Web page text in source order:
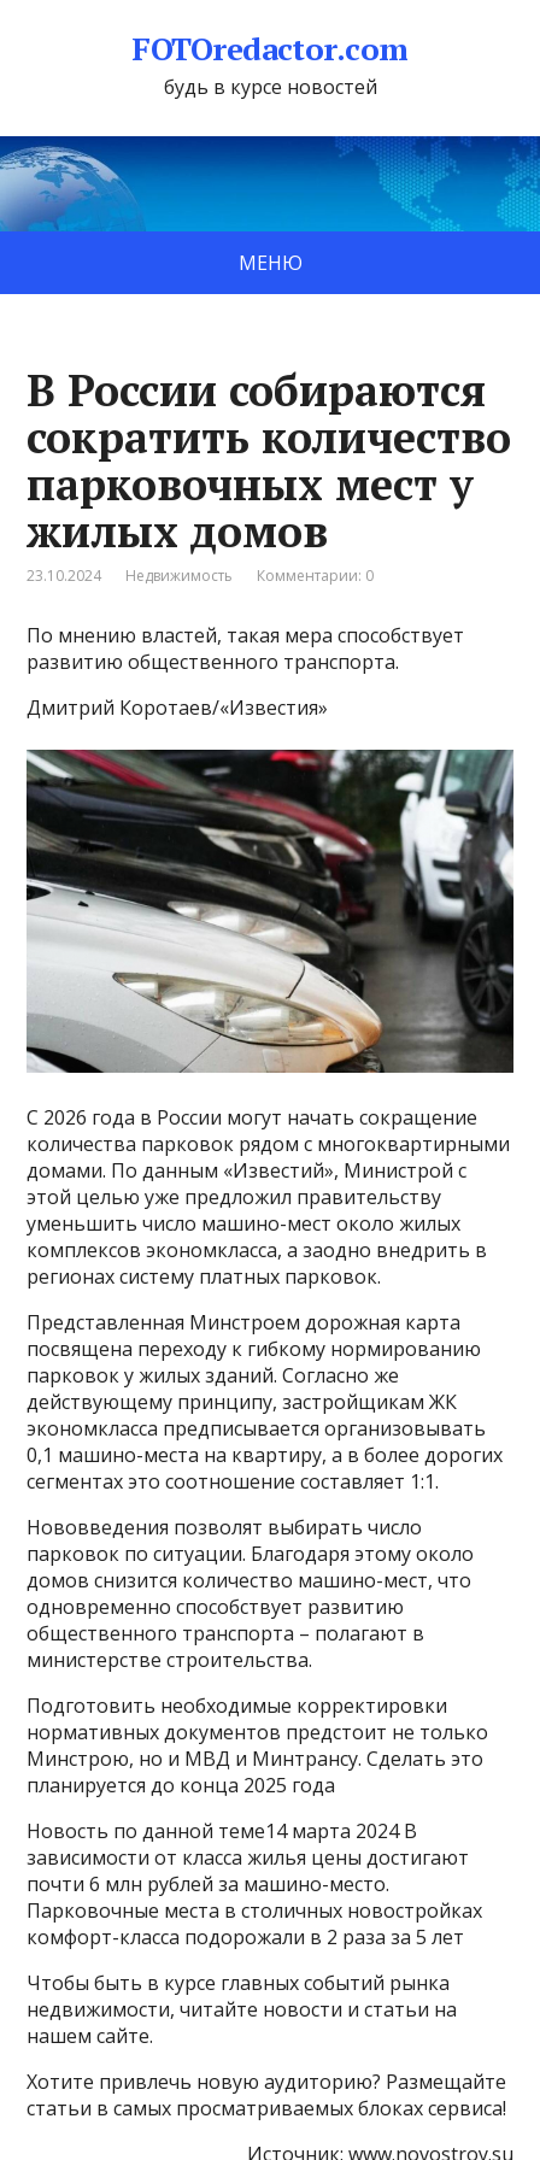
FOTOredactor.com
будь в курсе новостей
МЕНЮ
В России собираются
сократить количество
парковочных мест у
жилых домов
23.10.2024 Недвижимость Комментарии: 0
По мнению властей, такая мера способствует
развитию общественного транспорта.
Дмитрий Коротаев/«Известия»
С 2026 года в России могут начать сокращение
количества парковок рядом с многоквартирными
домами. По данным «Известий», Министрой с
этой целью уже предложил правительству
уменьшить число машино-мест около жилых
комплексов экономкласса, а заодно внедрить в
регионах систему платных парковок.
Представленная Минстроем дорожная карта
посвящена переходу к гибкому нормированию
парковок у жилых зданий. Согласно же
действующему принципу, застройщикам ЖК
экономкласса предписывается организовывать
0,1 машино-места на квартиру, а в более дорогих
сегментах это соотношение составляет 1:1.
Нововведения позволят выбирать число
парковок по ситуации. Благодаря этому около
домов снизится количество машино-мест, что
одновременно способствует развитию
общественного транспорта – полагают в
министерстве строительства.
Подготовить необходимые корректировки
нормативных документов предстоит не только
Минстрою, но и МВД и Минтрансу. Сделать это
планируется до конца 2025 года
Новость по данной теме14 марта 2024 В
зависимости от класса жилья цены достигают
почти 6 млн рублей за машино-место.
Парковочные места в столичных новостройках
комфорт-класса подорожали в 2 раза за 5 лет
Чтобы быть в курсе главных событий рынка
недвижимости, читайте новости и статьи на
нашем сайте.
Хотите привлечь новую аудиторию? Размещайте
статьи в самых просматриваемых блоках сервиса!
Источник: www.novostroy.su